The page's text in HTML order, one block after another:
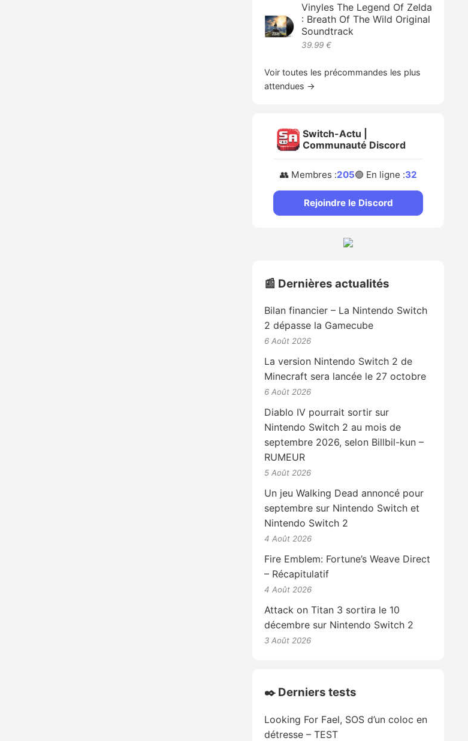
Vinyles The Legend Of Zelda
: Breath Of The Wild Original
Soundtrack
39.99 €
Voir toutes les précommandes les plus
attendues →
Switch-Actu |
Communauté Discord
👥 Membres :205🟢 En ligne :32
Rejoindre le Discord
📰 Dernières actualités
Bilan financier – La Nintendo Switch
2 dépasse la Gamecube
6 Août 2026
La version Nintendo Switch 2 de
Minecraft sera lancée le 27 octobre
6 Août 2026
Diablo IV pourrait sortir sur
Nintendo Switch 2 au mois de
septembre 2026, selon Billbil-kun –
RUMEUR
5 Août 2026
Un jeu Walking Dead annoncé pour
septembre sur Nintendo Switch et
Nintendo Switch 2
4 Août 2026
Fire Emblem: Fortune’s Weave Direct
– Récapitulatif
4 Août 2026
Attack on Titan 3 sortira le 10
décembre sur Nintendo Switch 2
3 Août 2026
✒️ Derniers tests
Looking For Fael, SOS d’un coloc en
détresse – TEST